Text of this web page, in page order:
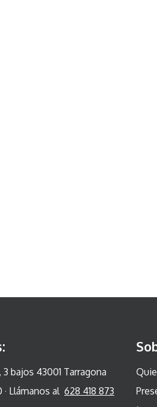
bajos 43001 Tarragona
Llámanos al 628 418 873